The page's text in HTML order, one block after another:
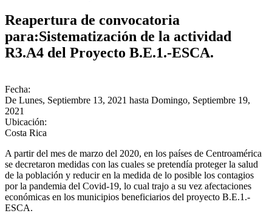
Reapertura de convocatoria
para:Sistematización de la actividad
R3.A4 del Proyecto B.E.1.-ESCA.
Fecha:
De Lunes, Septiembre 13, 2021 hasta Domingo, Septiembre 19,
2021
Ubicación:
Costa Rica
A partir del mes de marzo del 2020, en los países de Centroamérica
se decretaron medidas con las cuales se pretendía proteger la salud
de la población y reducir en la medida de lo posible los contagios
por la pandemia del Covid-19, lo cual trajo a su vez afectaciones
económicas en los municipios beneficiarios del proyecto B.E.1.-
ESCA.